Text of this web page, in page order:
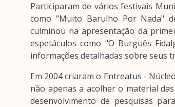
Participaram de vários festivais
como "Muito Barulho Por Nada"
culminou na apresentação da
espetáculos como "O Burguês
informações detalhadas sobre seus
Em 2004 criaram o Entreatus -
não apenas a acolher o material
desenvolvimento de pesquisas